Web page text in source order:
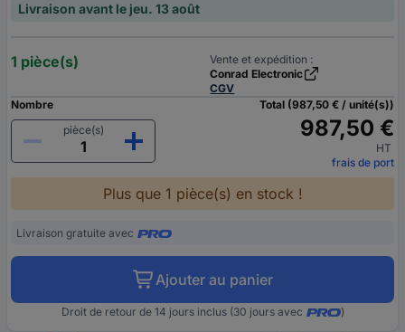
Livraison avant le jeu. 13 août
1 pièce(s)
Vente et expédition :
Conrad Electronic
CGV
Nombre
pièce(s)
Total (987,50 € / unité(s))
987,50 €
HT
frais de port
Plus que 1 pièce(s) en stock !
Livraison gratuite avec
Ajouter au panier
Droit de retour de 14 jours inclus (30 jours avec )